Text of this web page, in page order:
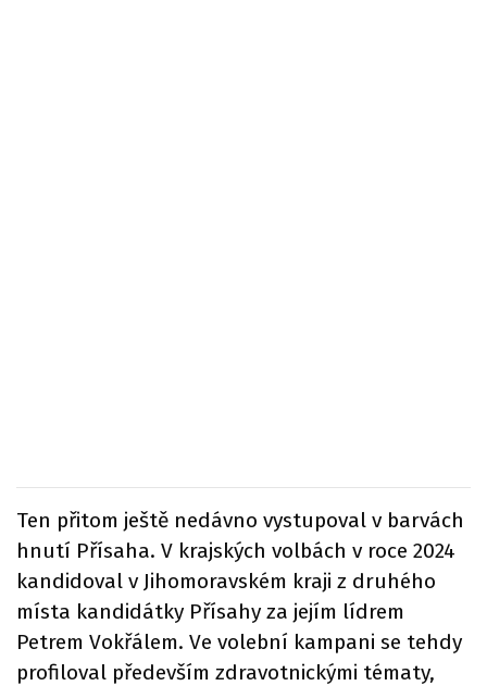
Ten přitom ještě nedávno vystupoval v barvách
hnutí Přísaha. V krajských volbách v roce 2024
kandidoval v Jihomoravském kraji z druhého
místa kandidátky Přísahy za jejím lídrem
Petrem Vokřálem. Ve volební kampani se tehdy
profiloval především zdravotnickými tématy,